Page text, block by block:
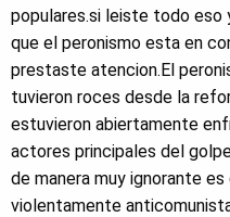
populares.si leiste todo
que el peronismo esta en
prestaste atencion.El
tuvieron roces desde la
estuvieron abiertamente
actores principales del
de manera muy ignorante
violentamente